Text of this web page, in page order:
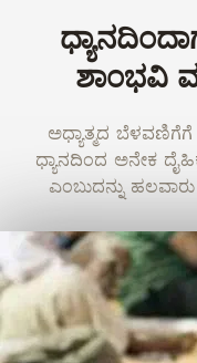
ಶಾಂಭವಿ
ಅಧ್ಯಾತ್ಮದ ಬೆಳವಣಿಗೆಗೆ
ಧ್ಯಾನದಿಂದ ಅನೇಕ
ಎಂಬುದನ್ನು